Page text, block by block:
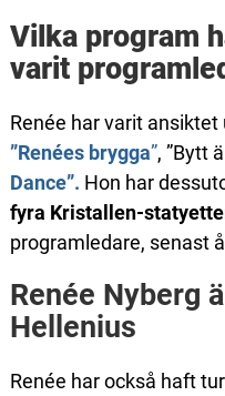
Vilka program
varit
Renée har varit
”Renées brygga”, ”Bytt
Dance”. Hon har
fyra Kristallen-
programledare, senast
Renée Nyberg
Hellenius
Renée har också haft